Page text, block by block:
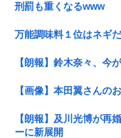
刑罰も重くなるwww
万能調味料１位はネギ
【朗報】鈴木奈々、今
【画像】本田翼さんの
【朗報】及川光博が再
ーに新展開